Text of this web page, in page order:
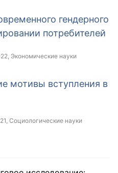
гендерного
потребителей
, Экономические науки
мотивы вступления в
, Социологические науки